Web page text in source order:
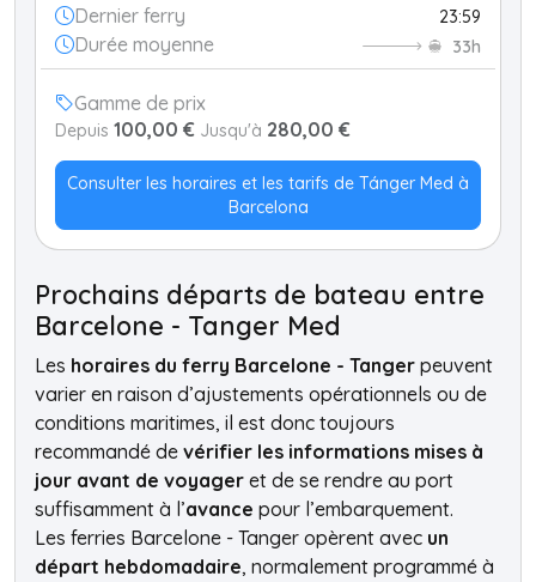
Dernier ferry 23:59
Durée moyenne 33h
Gamme de prix
Depuis 100,00 € Jusqu'à 280,00 €
Consulter les horaires et les tarifs de Tánger Med à
Barcelona
Prochains départs de bateau entre
Barcelone - Tanger Med
Les horaires du ferry Barcelone - Tanger peuvent
varier en raison d’ajustements opérationnels ou de
conditions maritimes, il est donc toujours
recommandé de vérifier les informations mises à
jour avant de voyager et de se rendre au port
suffisamment à l’avance pour l’embarquement.
Les ferries Barcelone - Tanger opèrent avec un
départ hebdomadaire, normalement programmé à